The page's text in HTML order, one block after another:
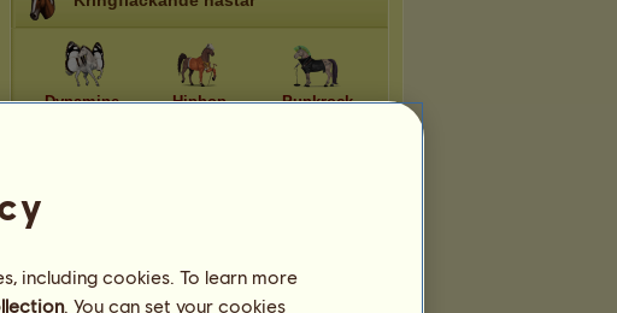
Dynamine Hiphop Punkrock
including cookies. To learn more
. You can set your cookies